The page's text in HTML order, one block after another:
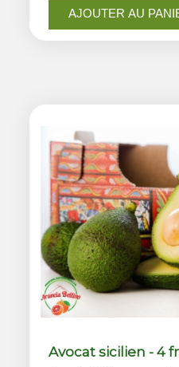
AJOUTER AU
Avocat sicilien - 4